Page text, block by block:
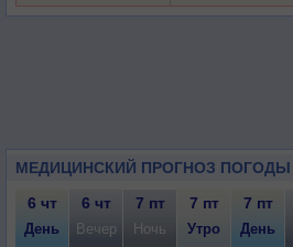
МЕДИЦИНСКИЙ ПРОГНОЗ ПОГОДЫ
6 чт 6 чт 7 пт 7 пт 7 пт
День Вечер Ночь Утро День